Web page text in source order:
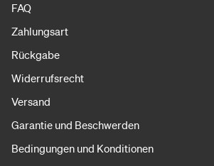
FAQ
Zahlungsart
Rückgabe
Widerrufsrecht
Versand
Garantie und Beschwerden
Bedingungen und Konditionen